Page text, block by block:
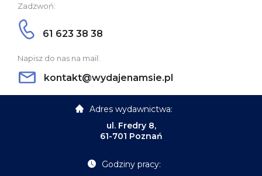
Zadzwoń:
61 623 38 38
Napisz do nas na mail:
kontakt@wydajenamsie.pl
Adres wydawnictwa:
ul. Fredry 8,
61-701 Poznań
Godziny pracy: